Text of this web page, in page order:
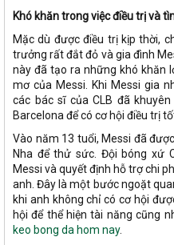
Khó khăn trong việc điều trị và
Mặc dù được điều trị kịp thời,
trưởng rất đắt đỏ và gia đình
này đã tạo ra những khó khăn
mơ của Messi. Khi Messi gia
các bác sĩ của CLB đã
Barcelona để có cơ hội điều trị
Vào năm 13 tuổi, Messi đã
Nha để thử sức. Đội bóng xứ
Messi và quyết định hỗ trợ chi
anh. Đây là một bước ngoặt
khi anh không chỉ có cơ hội
hội để thể hiện tài năng cũng
keo bong da hom nay.